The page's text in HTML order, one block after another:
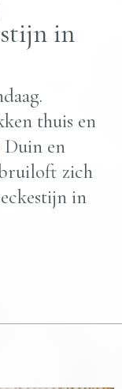
in
thuis en
en
zich
in